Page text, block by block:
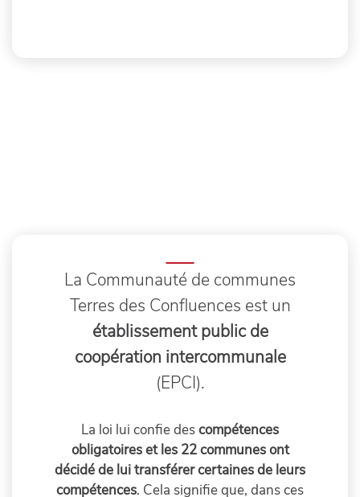
La Communauté de communes
Terres des Confluences est un
établissement public de
coopération intercommunale
(EPCI).
La loi lui confie descompétences
obligatoires et les 22 communes ont
décidé de lui transférer certaines de leurs
compétences. Cela signifie que, dans ces